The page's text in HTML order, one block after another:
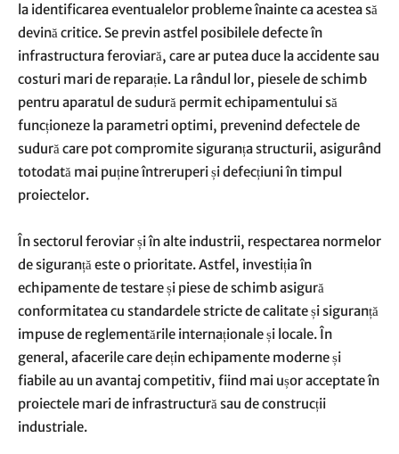
la identificarea eventualelor probleme înainte ca acestea să
devină critice. Se previn astfel posibilele defecte în
infrastructura feroviară, care ar putea duce la accidente sau
costuri mari de reparație. La rândul lor, piesele de schimb
pentru aparatul de sudură permit echipamentului să
funcționeze la parametri optimi, prevenind defectele de
sudură care pot compromite siguranța structurii, asigurând
totodată mai puține întreruperi și defecțiuni în timpul
proiectelor.
În sectorul feroviar și în alte industrii, respectarea normelor
de siguranță este o prioritate. Astfel, investiția în
echipamente de testare și piese de schimb asigură
conformitatea cu standardele stricte de calitate și siguranță
impuse de reglementările internaționale și locale. În
general, afacerile care dețin echipamente moderne și
fiabile au un avantaj competitiv, fiind mai ușor acceptate în
proiectele mari de infrastructură sau de construcții
industriale.